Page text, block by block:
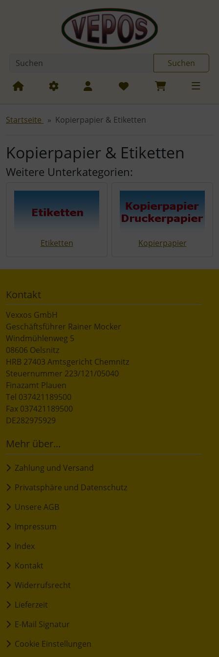
Sprungnavigation
Springe zum Inhalt Springe zur Navigation
Suchen
Startseite Kopierpapier & Etiketten
Kopierpapier & Etiketten
Weitere Unterkategorien:
Etiketten Kopierpapier
Kontakt
Vexxos GmbH
Geschäftsführer Rainer Mocker
Windmühlenweg 5
08606 Oelsnitz
HRB 27403 Amtsgericht Chemnitz
Steuernummer 223/121/05040
Finazamt Plauen
Tel 037421189500
Fax 037421189500
DE282975929
Mehr über...
Zahlung und Versand
Privatsphäre und Datenschutz
Unsere AGB
Impressum
Index
Kontakt
Widerrufsrecht
Lieferzeit
E-Mail Signatur
Cookie Einstellungen